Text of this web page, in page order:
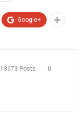
Google+
13673 Posts 0